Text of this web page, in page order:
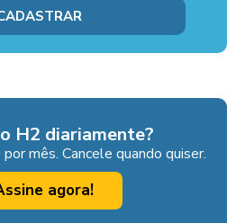
H2 diariamente?
mês. Cancele quando quiser.
agora!